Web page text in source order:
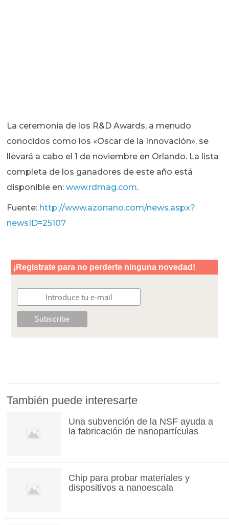
La ceremonia de los R&D Awards, a menudo
conocidos como los «Oscar de la Innovación», se
llevará a cabo el 1 de noviembre en Orlando. La lista
completa de los ganadores de este año está
disponible en:www.rdmag.com.
Fuente: http://www.azonano.com/news.aspx?
newsID=25107
También puede interesarte
Una subvención de la NSF ayuda a
la fabricación de nanopartículas
Chip para probar materiales y
dispositivos a nanoescala